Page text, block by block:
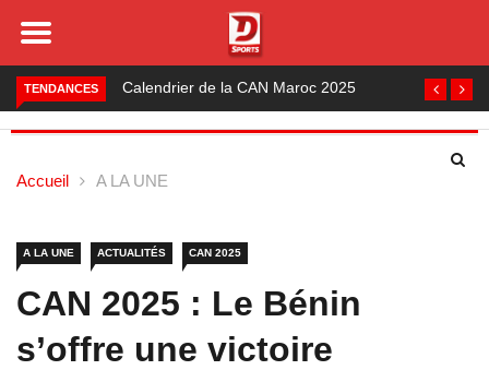
TENDANCES Foot local : les lauréats de la saison 2024-2025
Accueil A LA UNE
A LA UNE ACTUALITÉS CAN 2025
CAN 2025 : Le Bénin
s’offre une victoire